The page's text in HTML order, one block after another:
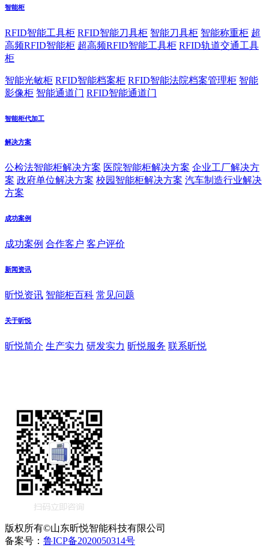
智能柜
RFID智能工具柜 RFID智能刀具柜 智能刀具柜 智能称重柜 超
高频RFID智能柜 超高频RFID智能工具柜 RFID轨道交通工具
柜
智能光敏柜 RFID智能档案柜 RFID智能法院档案管理柜 智能
影像柜 智能通道门 RFID智能通道门
智能柜代加工
解决方案
公检法智能柜解决方案 医院智能柜解决方案 企业工厂解决方
案 政府单位解决方案 校园智能柜解决方案 汽车制造行业解决
方案
成功案例
成功案例 合作客户 客户评价
新闻资讯
昕悦资讯 智能柜百科 常见问题
关于昕悦
昕悦简介 生产实力 研发实力 昕悦服务 联系昕悦
版权所有©山东昕悦智能科技有限公司
备案号： 鲁ICP备2020050314号